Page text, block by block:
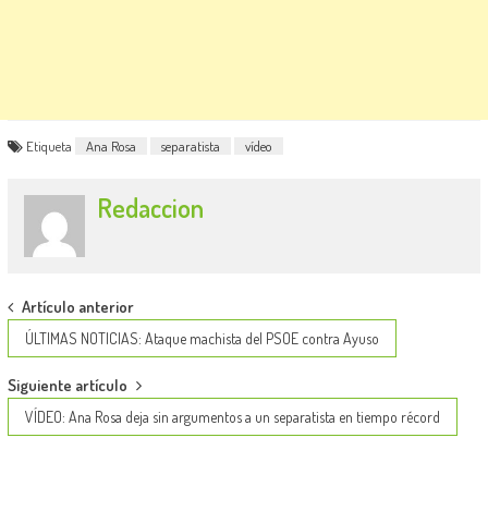
Etiqueta Ana Rosa separatista vídeo
Redaccion
Post
navigation
Artículo anterior
ÚLTIMAS NOTICIAS: Ataque machista del PSOE contra Ayuso
Siguiente artículo
VÍDEO: Ana Rosa deja sin argumentos a un separatista en tiempo récord